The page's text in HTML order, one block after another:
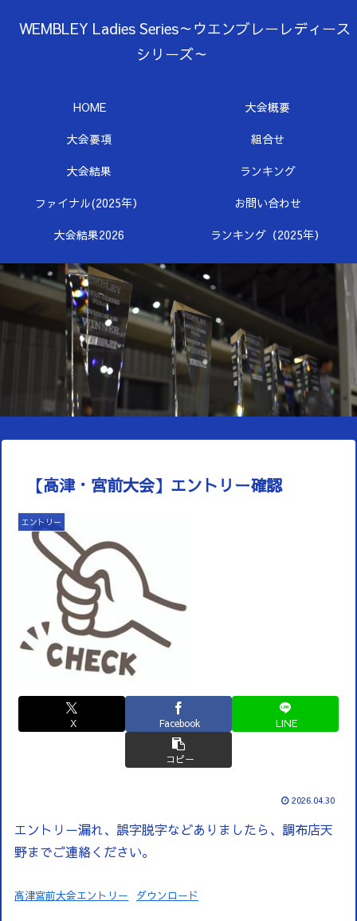
WEMBLEY Ladies Series～ウエンブレーレディース
シリーズ～
HOME
大会概要
大会要項
組合せ
大会結果
ランキング
ファイナル(2025年）
お問い合わせ
大会結果2026
ランキング（2025年）
【高津・宮前大会】エントリー確認
エントリー
X Facebook LINE
コピー
2026.04.30
エントリー漏れ、誤字脱字などありましたら、調布店天
野までご連絡ください。
高津宮前大会エントリー ダウンロード